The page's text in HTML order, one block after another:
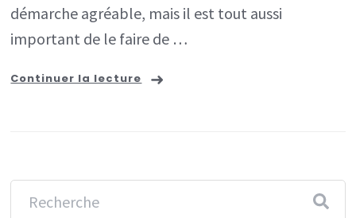
démarche agréable, mais il est tout aussi
important de le faire de …
Continuer la lecture